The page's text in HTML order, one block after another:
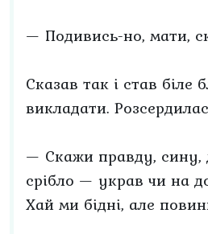
— Подивись-но, мати,
Сказав так і став біле
викладати.
— Скажи правду, сину,
срібло — украв чи на
Хай ми бідні, але